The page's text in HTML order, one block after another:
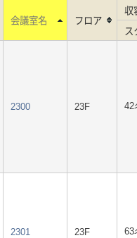
会議室名 フロア
収
ス
2300 23F 42
2301 23F 63